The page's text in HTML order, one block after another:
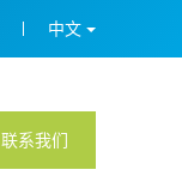
中文
联系我们